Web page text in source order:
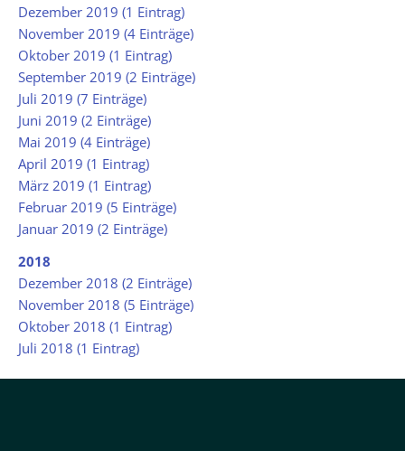
Dezember 2019 (1 Eintrag)
November 2019 (4 Einträge)
Oktober 2019 (1 Eintrag)
September 2019 (2 Einträge)
Juli 2019 (7 Einträge)
Juni 2019 (2 Einträge)
Mai 2019 (4 Einträge)
April 2019 (1 Eintrag)
März 2019 (1 Eintrag)
Februar 2019 (5 Einträge)
Januar 2019 (2 Einträge)
2018
Dezember 2018 (2 Einträge)
November 2018 (5 Einträge)
Oktober 2018 (1 Eintrag)
Juli 2018 (1 Eintrag)